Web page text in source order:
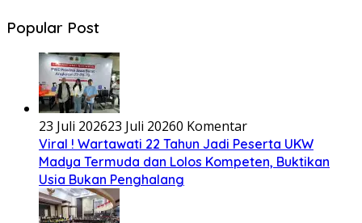
Popular Post
23 Juli 202623 Juli 20260 Komentar
Viral ! Wartawati 22 Tahun Jadi Peserta UKW
Madya Termuda dan Lolos Kompeten, Buktikan
Usia Bukan Penghalang